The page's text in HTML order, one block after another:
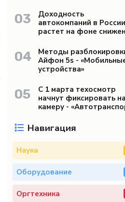
03
Доходность
автокомпаний в России
растет на фоне
04
Методы
Айфон 5s -
устройства»
05
С 1 марта техосмотр
начнут фиксировать на
камеру -
Навигация
Наука
Оборудование
Оргтехника